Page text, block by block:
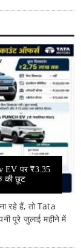
EV पर ₹3.35
की छूट
रहे हैं, तो Tata
पूरे जुलाई महीने में